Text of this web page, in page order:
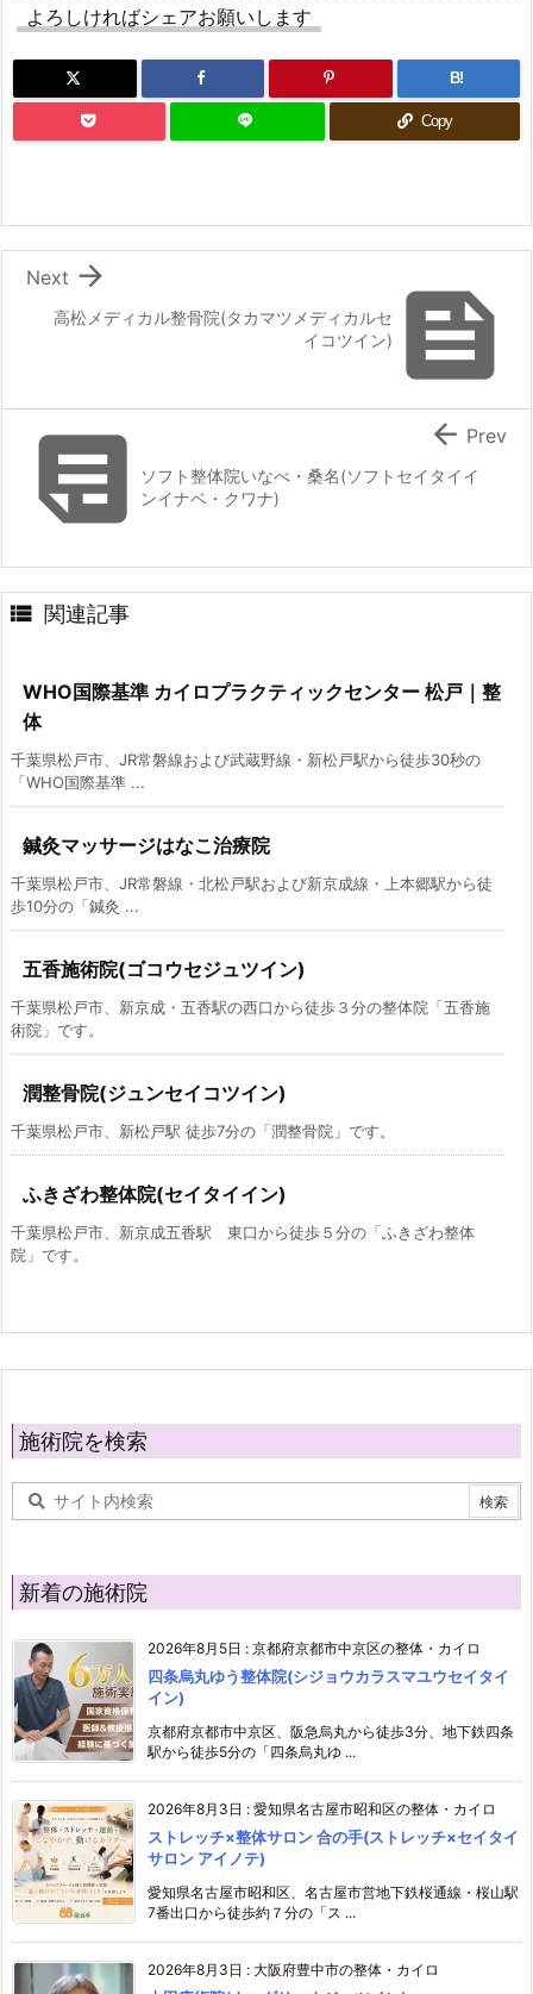
よろしければシェアお願いします
B!
Copy

高松メディカル整骨院(タカマツメディカルセ
イコツイン)

Next

ソフト整体院いなべ・桑名(ソフトセイタイイ
ンイナベ・クワナ)
 Prev
 関連記事
WHO国際基準 カイロプラクティックセンター 松戸｜整
体
千葉県松戸市、JR常磐線および武蔵野線・新松戸駅から徒歩30秒の
「WHO国際基準 ...
鍼灸マッサージはなこ治療院
千葉県松戸市、JR常磐線・北松戸駅および新京成線・上本郷駅から徒
歩10分の「鍼灸 ...
五香施術院(ゴコウセジュツイン)
千葉県松戸市、新京成・五香駅の西口から徒歩３分の整体院「五香施
術院」です。
潤整骨院(ジュンセイコツイン)
千葉県松戸市、新松戸駅 徒歩7分の「潤整骨院」です。
ふきざわ整体院(セイタイイン)
千葉県松戸市、新京成五香駅 東口から徒歩５分の「ふきざわ整体
院」です。
施術院を検索
新着の施術院
2026年8月5日 : 京都府京都市中京区の整体・カイロ
四条烏丸ゆう整体院(シジョウカラスマユウセイタイ
イン)
京都府京都市中京区、阪急烏丸から徒歩3分、地下鉄四条
駅から徒歩5分の「四条烏丸ゆ ...
2026年8月3日 : 愛知県名古屋市昭和区の整体・カイロ
ストレッチ×整体サロン 合の手(ストレッチ×セイタイ
サロン アイノテ)
愛知県名古屋市昭和区、名古屋市営地下鉄桜通線・桜山駅
7番出口から徒歩約７分の「ス ...
2026年8月3日 : 大阪府豊中市の整体・カイロ